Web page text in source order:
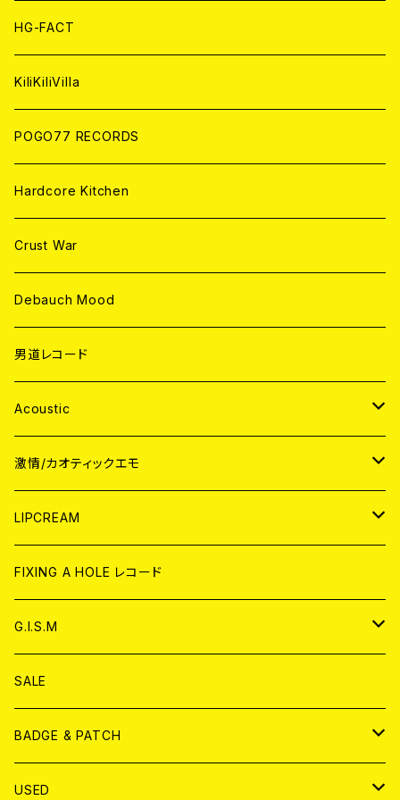
ANALOG
ANALOG
CD
ANALOG
HG-FACT
KiliKiliVilla
POGO77 RECORDS
Hardcore Kitchen
Crust War
Debauch Mood
男道レコード
Acoustic
JAPAN
CD
ANALOG
WORLD
CD
ANALOG
激情/カオティックエモ
JAPAN
CD
ANALOG
WORLD
CD
ANALOG
LIPCREAM
CD
アナログ
DVD
T-shirt & WEAR
FIXING A HOLE レコード
G.I.S.M
CD
ANALOG
T-SHIRT & WEAR
SALE
BADGE & PATCH
BADGE
USED